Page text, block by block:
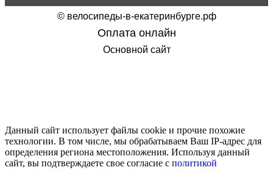
© велосипеды-в-екатеринбурге.рф
Оплата онлайн
Основной сайт
Данный сайт использует файлы cookie и прочие похожие
технологии. В том числе, мы обрабатываем Ваш IP-адрес для
определения региона местоположения. Используя данный
сайт, вы подтверждаете свое согласие с политикой